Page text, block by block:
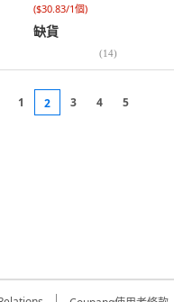
($30.83/1個)
缺貨
(14)
1 2 3 4 5